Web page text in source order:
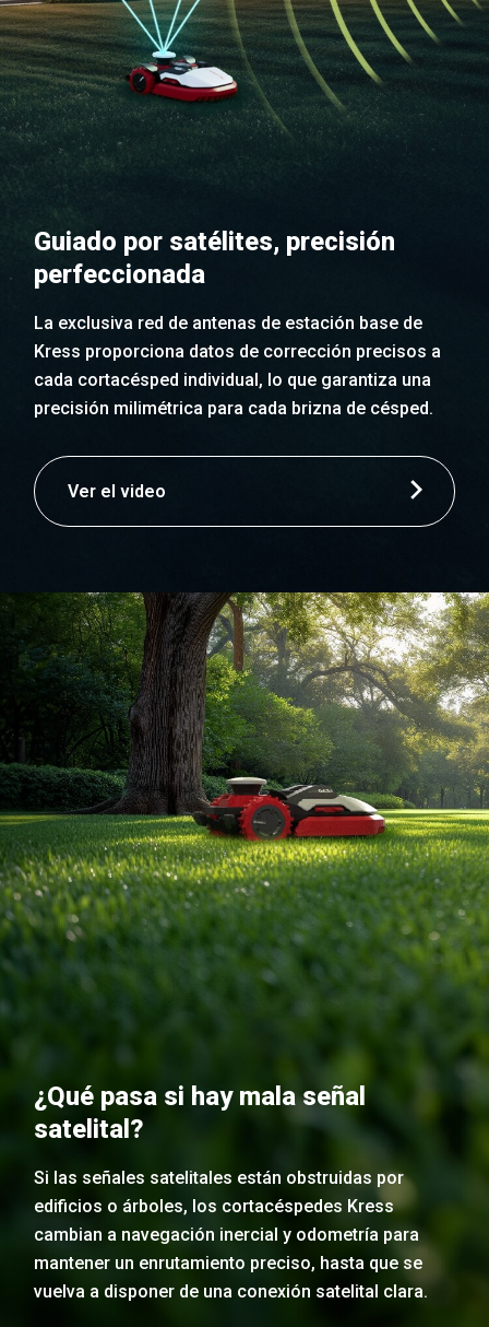
Guiado por satélites, precisión
perfeccionada
La exclusiva red de antenas de estación base de
Kress proporciona datos de corrección precisos a
cada cortacésped individual, lo que garantiza una
precisión milimétrica para cada brizna de césped.
Ver el video
¿Qué pasa si hay mala señal
satelital?
Si las señales satelitales están obstruidas por
edificios o árboles, los cortacéspedes Kress
cambian a navegación inercial y odometría para
mantener un enrutamiento preciso, hasta que se
vuelva a disponer de una conexión satelital clara.